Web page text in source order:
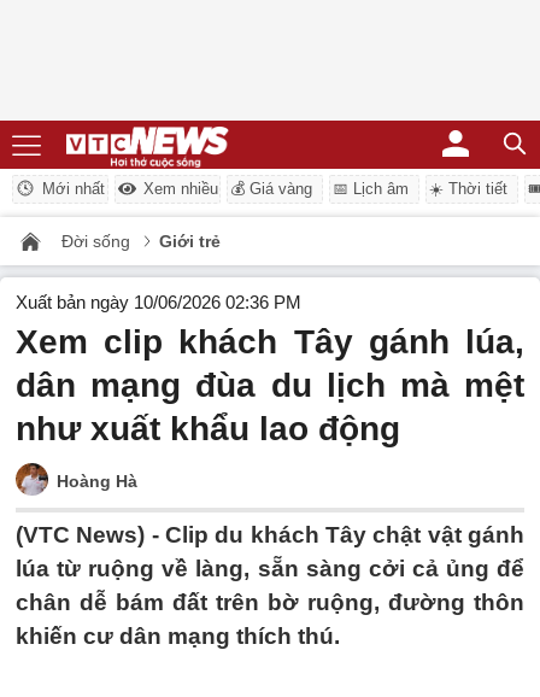
Mới nhất Xem nhiều 💰 Giá vàng 📅 Lịch âm ☀️ Thời tiết
Đời sống Giới trẻ
Xuất bản ngày 10/06/2026 02:36 PM
Xem clip khách Tây gánh lúa,
dân mạng đùa du lịch mà mệt
như xuất khẩu lao động
Hoàng Hà
(VTC News) - Clip du khách Tây chật vật gánh
lúa từ ruộng về làng, sẵn sàng cởi cả ủng để
chân dễ bám đất trên bờ ruộng, đường thôn
khiến cư dân mạng thích thú.